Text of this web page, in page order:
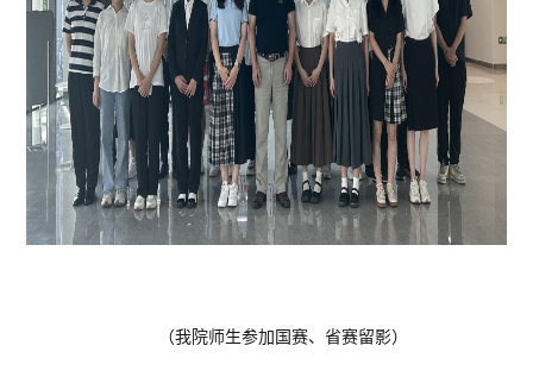
（我院师生参加国赛、省赛留影）